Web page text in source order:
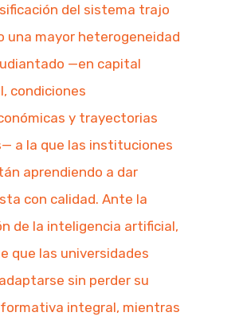
del sistema trajo
una mayor heterogeneidad
—en capital
condiciones
y trayectorias
a la que las instituciones
aprendiendo a dar
con calidad. Ante la
de la inteligencia artificial,
que las universidades
sin perder su
integral, mientras